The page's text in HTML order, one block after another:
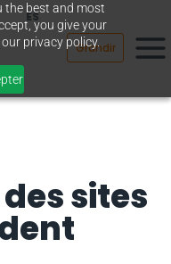
the best and most
you give your
privacy policy.
ES
Grandir
sites